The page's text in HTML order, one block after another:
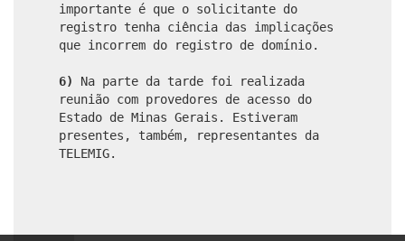
importante é que o solicitante do
registro tenha ciência das implicações
que incorrem do registro de domínio.
6)
Na parte da tarde foi realizada
reunião com provedores de acesso do
Estado de Minas Gerais. Estiveram
presentes, também, representantes da
TELEMIG.